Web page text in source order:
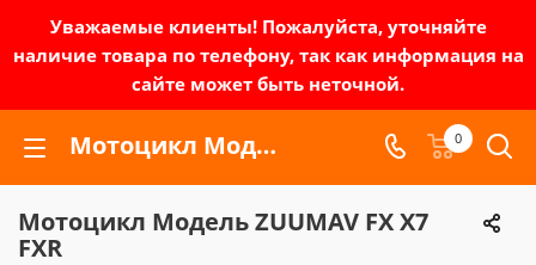
Уважаемые клиенты! Пожалуйста, уточняйте
наличие товара по телефону, так как информация на
сайте может быть неточной.
Мотоцикл Модель ZUUMAV FX X7 FXR | Зел-мото 0
Мотоцикл Модель ZUUMAV FX X7
FXR